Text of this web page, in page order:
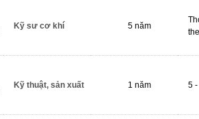
Kỹ sư cơ khí 5 năm
Kỹ thuật, sản xuất 1 năm 5